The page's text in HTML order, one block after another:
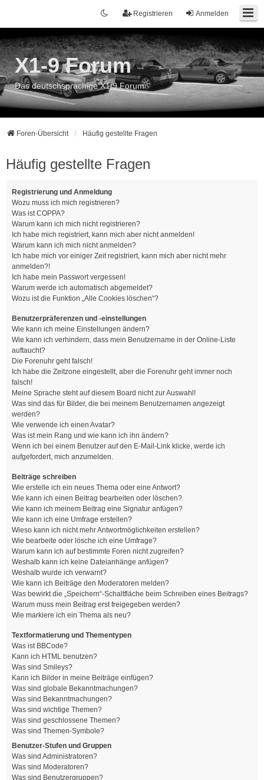
Anmelden
Registrieren
X1-9 Forum
Das deutschsprachige X1/9 Forum
Foren-Übersicht Häufig gestellte Fragen
Häufig gestellte Fragen
Registrierung und Anmeldung
Wozu muss ich mich registrieren?
Was ist COPPA?
Warum kann ich mich nicht registrieren?
Ich habe mich registriert, kann mich aber nicht anmelden!
Warum kann ich mich nicht anmelden?
Ich habe mich vor einiger Zeit registriert, kann mich aber nicht mehr
anmelden?!
Ich habe mein Passwort vergessen!
Warum werde ich automatisch abgemeldet?
Wozu ist die Funktion „Alle Cookies löschen“?
Benutzerpräferenzen und -einstellungen
Wie kann ich meine Einstellungen ändern?
Wie kann ich verhindern, dass mein Benutzername in der Online-Liste
auftaucht?
Die Forenuhr geht falsch!
Ich habe die Zeitzone eingestellt, aber die Forenuhr geht immer noch
falsch!
Meine Sprache steht auf diesem Board nicht zur Auswahl!
Was sind das für Bilder, die bei meinem Benutzernamen angezeigt
werden?
Wie verwende ich einen Avatar?
Was ist mein Rang und wie kann ich ihn ändern?
Wenn ich bei einem Benutzer auf den E-Mail-Link klicke, werde ich
aufgefordert, mich anzumelden.
Beiträge schreiben
Wie erstelle ich ein neues Thema oder eine Antwort?
Wie kann ich einen Beitrag bearbeiten oder löschen?
Wie kann ich meinem Beitrag eine Signatur anfügen?
Wie kann ich eine Umfrage erstellen?
Wieso kann ich nicht mehr Antwortmöglichkeiten erstellen?
Wie bearbeite oder lösche ich eine Umfrage?
Warum kann ich auf bestimmte Foren nicht zugreifen?
Weshalb kann ich keine Dateianhänge anfügen?
Weshalb wurde ich verwarnt?
Wie kann ich Beiträge den Moderatoren melden?
Was bewirkt die „Speichern“-Schaltfläche beim Schreiben eines Beitrags?
Warum muss mein Beitrag erst freigegeben werden?
Wie markiere ich ein Thema als neu?
Textformatierung und Thementypen
Was ist BBCode?
Kann ich HTML benutzen?
Was sind Smileys?
Kann ich Bilder in meine Beiträge einfügen?
Was sind globale Bekanntmachungen?
Was sind Bekanntmachungen?
Was sind wichtige Themen?
Was sind geschlossene Themen?
Was sind Themen-Symbole?
Benutzer-Stufen und Gruppen
Was sind Administratoren?
Was sind Moderatoren?
Was sind Benutzergruppen?